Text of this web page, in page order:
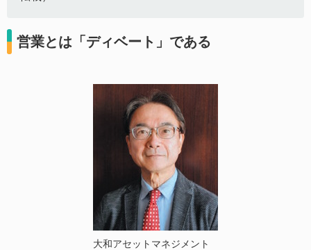
営業とは「ディベート」である
大和アセットマネジメント